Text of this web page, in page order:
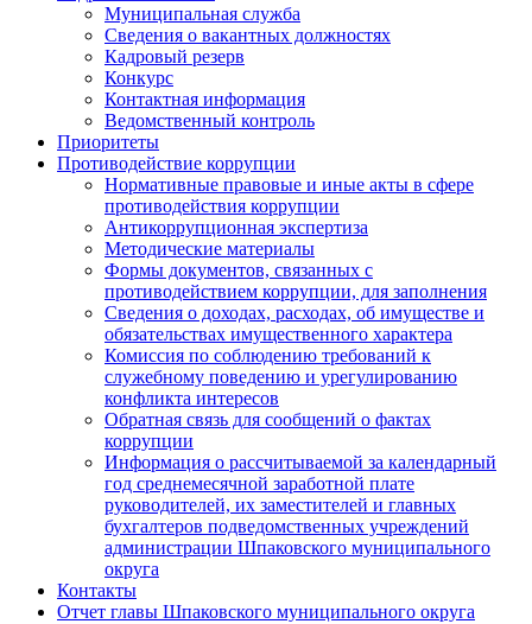
Муниципальная служба
Сведения о вакантных должностях
Кадровый резерв
Конкурс
Контактная информация
Ведомственный контроль
Приоритеты
Противодействие коррупции
Нормативные правовые и иные акты в сфере
противодействия коррупции
Антикоррупционная экспертиза
Методические материалы
Формы документов, связанных с
противодействием коррупции, для заполнения
Сведения о доходах, расходах, об имуществе и
обязательствах имущественного характера
Комиссия по соблюдению требований к
служебному поведению и урегулированию
конфликта интересов
Обратная связь для сообщений о фактах
коррупции
Информация о рассчитываемой за календарный
год среднемесячной заработной плате
руководителей, их заместителей и главных
бухгалтеров подведомственных учреждений
администрации Шпаковского муниципального
округа
Контакты
Отчет главы Шпаковского муниципального округа